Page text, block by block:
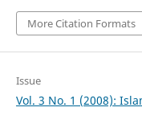
More Citation Formats
Issue
Vol. 3 No. 1 (2008):